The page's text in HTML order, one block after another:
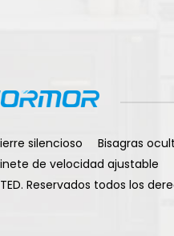
silencioso
Bisagras
de velocidad ajustable
Reservados todos los